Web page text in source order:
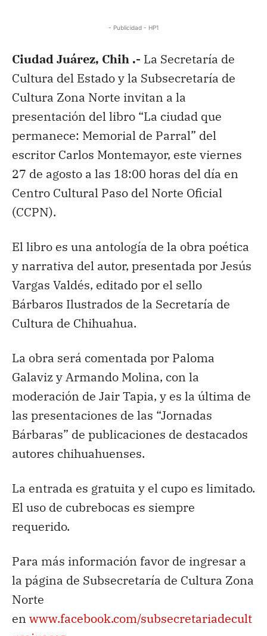
- Publicidad - HP1
Ciudad Juárez, Chih .- La Secretaría de
Cultura del Estado y la Subsecretaría de
Cultura Zona Norte invitan a la
presentación del libro “La ciudad que
permanece: Memorial de Parral” del
escritor Carlos Montemayor, este viernes
27 de agosto a las 18:00 horas del día en
Centro Cultural Paso del Norte Oficial
(CCPN).
El libro es una antología de la obra poética
y narrativa del autor, presentada por Jesús
Vargas Valdés, editado por el sello
Bárbaros Ilustrados de la Secretaría de
Cultura de Chihuahua.
La obra será comentada por Paloma
Galaviz y Armando Molina, con la
moderación de Jair Tapia, y es la última de
las presentaciones de las “Jornadas
Bárbaras” de publicaciones de destacados
autores chihuahuenses.
La entrada es gratuita y el cupo es limitado.
El uso de cubrebocas es siempre
requerido.
Para más información favor de ingresar a
la página de Subsecretaría de Cultura Zona
Norte
en www.facebook.com/subsecretariadecult